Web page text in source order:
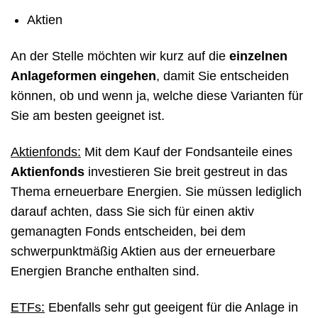
Aktien
An der Stelle möchten wir kurz auf die einzelnen
Anlageformen eingehen, damit Sie entscheiden
können, ob und wenn ja, welche diese Varianten für
Sie am besten geeignet ist.
Aktienfonds: Mit dem Kauf der Fondsanteile eines
Aktienfonds investieren Sie breit gestreut in das
Thema erneuerbare Energien. Sie müssen lediglich
darauf achten, dass Sie sich für einen aktiv
gemanagten Fonds entscheiden, bei dem
schwerpunktmäßig Aktien aus der erneuerbare
Energien Branche enthalten sind.
ETFs: Ebenfalls sehr gut geeigent für die Anlage in